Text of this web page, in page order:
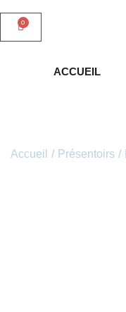
ACCUEIL
Accueil / Présentoirs /